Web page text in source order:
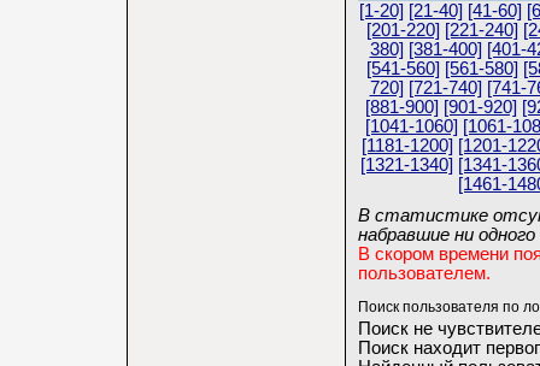
[1-20] [21-40] [41-60]
[201-220] [221-240]
380] [381-400] [401-
[541-560] [561-580]
720] [721-740] [741-
[881-900] [901-920]
[1041-1060] [1061-
[1181-1200] [1201-
[1321-1340] [1341-
[1461-
В статистике
набравшие ни одного
В скором времени
пользователем.
Поиск пользователя по
Поиск не
Поиск находит